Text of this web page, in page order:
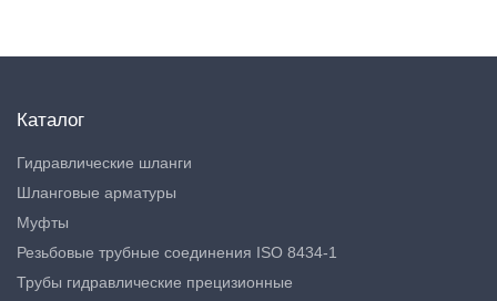
Каталог
Гидравлические шланги
Шланговые арматуры
Муфты
Резьбовые трубные соединения ISO 8434-1
Трубы гидравлические прецизионные